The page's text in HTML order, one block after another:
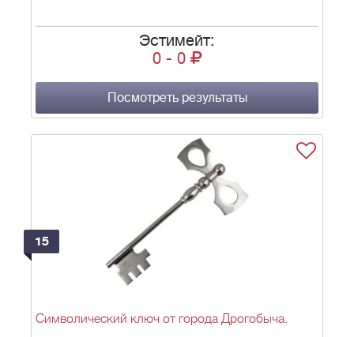
Эстимейт:
0 - 0
Посмотреть результаты
15
Символический ключ от города Дрогобыча.